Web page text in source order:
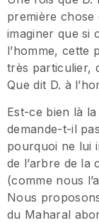
première chose
imaginer que si
l’homme, cette
très particulier,
Que dit D. à
Est-ce bien là
demande-t-il
pourquoi ne lui
de l’arbre de la
(comme nous
Nous
du Maharal